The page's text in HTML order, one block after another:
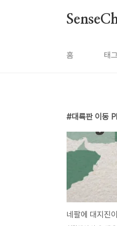
홈 태그
대륙판 이동